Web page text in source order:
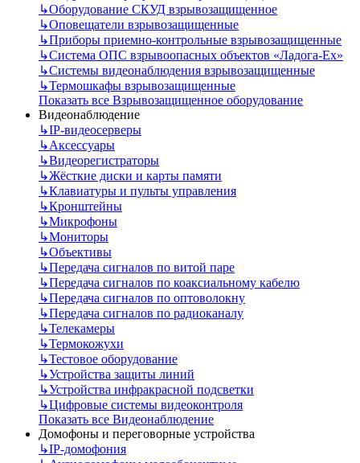
↳Оборудование СКУД взрывозащищенное
↳Оповещатели взрывозащищенные
↳Приборы приемно-контрольные взрывозащищенные
↳Система ОПС взрывоопасных объектов «Ладога-Ex»
↳Системы видеонаблюдения взрывозащищенные
↳Термошкафы взрывозащищенные
Показать все Взрывозащищенное оборудование
Видеонаблюдение
↳IP-видеосерверы
↳Аксессуары
↳Видеорегистраторы
↳Жёсткие диски и карты памяти
↳Клавиатуры и пульты управления
↳Кронштейны
↳Микрофоны
↳Мониторы
↳Объективы
↳Передача сигналов по витой паре
↳Передача сигналов по коаксиальному кабелю
↳Передача сигналов по оптоволокну
↳Передача сигналов по радиоканалу
↳Телекамеры
↳Термокожухи
↳Тестовое оборудование
↳Устройства защиты линий
↳Устройства инфракрасной подсветки
↳Цифровые системы видеоконтроля
Показать все Видеонаблюдение
Домофоны и переговорные устройства
↳IP-домофония